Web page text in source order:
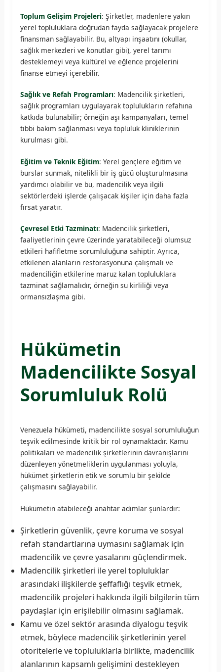
Toplum Gelişim Projeleri: Şirketler, madenlere yakın
yerel topluluklara doğrudan fayda sağlayacak projelere
finansman sağlayabilir. Bu, altyapı inşaatını (okullar,
sağlık merkezleri ve konutlar gibi), yerel tarımı
desteklemeyi veya kültürel ve eğlence projelerini
finanse etmeyi içerebilir.
Sağlık ve Refah Programları: Madencilik şirketleri,
sağlık programları uygulayarak toplulukların refahına
katkıda bulunabilir; örneğin aşı kampanyaları, temel
tıbbi bakım sağlanması veya topluluk kliniklerinin
kurulması gibi.
Eğitim ve Teknik Eğitim: Yerel gençlere eğitim ve
burslar sunmak, nitelikli bir iş gücü oluşturulmasına
yardımcı olabilir ve bu, madencilik veya ilgili
sektörlerdeki işlerde çalışacak kişiler için daha fazla
fırsat yaratır.
Çevresel Etki Tazminatı: Madencilik şirketleri,
faaliyetlerinin çevre üzerinde yaratabileceği olumsuz
etkileri hafifletme sorumluluğuna sahiptir. Ayrıca,
etkilenen alanların restorasyonuna çalışmalı ve
madenciliğin etkilerine maruz kalan topluluklara
tazminat sağlamalıdır, örneğin su kirliliği veya
ormansızlaşma gibi.
Hükümetin
Madencilikte Sosyal
Sorumluluk Rolü
Venezuela hükümeti, madencilikte sosyal sorumluluğun
teşvik edilmesinde kritik bir rol oynamaktadır. Kamu
politikaları ve madencilik şirketlerinin davranışlarını
düzenleyen yönetmeliklerin uygulanması yoluyla,
hükümet şirketlerin etik ve sorumlu bir şekilde
çalışmasını sağlayabilir.
Hükümetin atabileceği anahtar adımlar şunlardır:
Şirketlerin güvenlik, çevre koruma ve sosyal
refah standartlarına uymasını sağlamak için
madencilik ve çevre yasalarını güçlendirmek.
Madencilik şirketleri ile yerel topluluklar
arasındaki ilişkilerde şeffaflığı teşvik etmek,
madencilik projeleri hakkında ilgili bilgilerin tüm
paydaşlar için erişilebilir olmasını sağlamak.
Kamu ve özel sektör arasında diyalogu teşvik
etmek, böylece madencilik şirketlerinin yerel
otoritelerle ve topluluklarla birlikte, madencilik
alanlarının kapsamlı gelişimini destekleyen